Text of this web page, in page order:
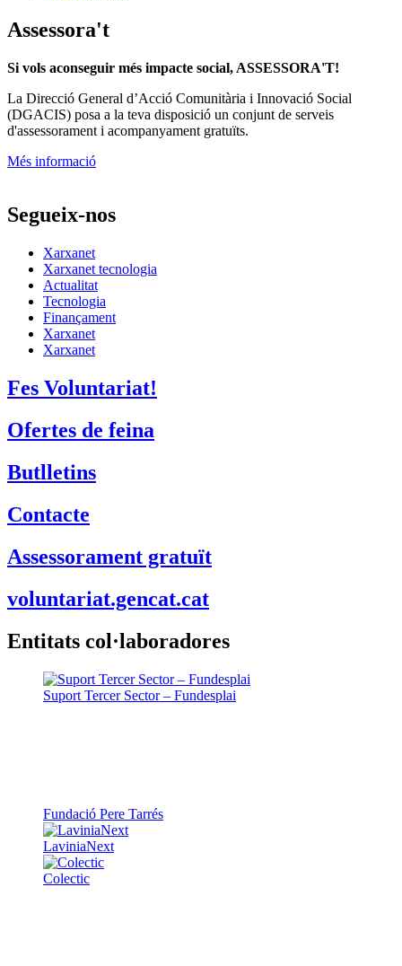
Assessora't
Si vols aconseguir més impacte social, ASSESSORA'T!
La Direcció General d’Acció Comunitària i Innovació Social
(DGACIS) posa a la teva disposició un conjunt de serveis
d'assessorament i acompanyament gratuïts.
Més informació
Segueix-nos
Xarxanet
Xarxanet tecnologia
Actualitat
Tecnologia
Finançament
Xarxanet
Xarxanet
Fes Voluntariat!
Ofertes de feina
Butlletins
Contacte
Assessorament gratuït
voluntariat.gencat.cat
Entitats col·laboradores
Suport Tercer Sector – Fundesplai